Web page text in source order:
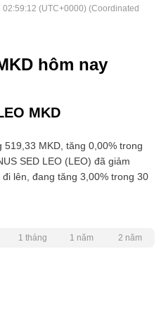
02:59:12 (UTC+0000) (Coordinated
hôm nay
MKD
MKD, tăng 0,00% trong
SED LEO (LEO) đã giảm
lên, đang tăng 3,00% trong 30
1 tháng 1 năm 2 năm